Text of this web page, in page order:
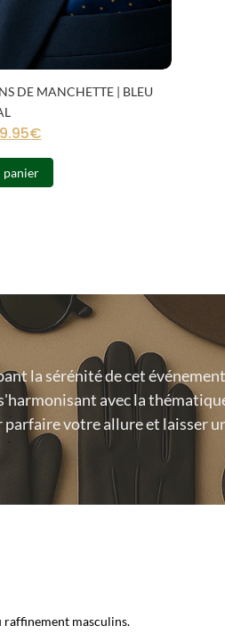
DE MANCHETTE | BLEU
€
panier
la sérénité de cet
avec la
votre allure et laisser
raffinement masculins.